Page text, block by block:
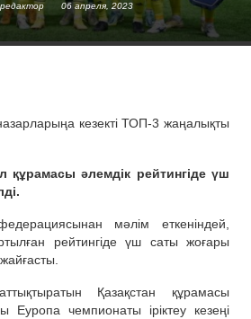
06 апреля, 2023
кезекті ТОП-3 жаңалықты
құрамасы әлемдік рейтингіде үш
мәлім еткеніндей,
рейтингіде үш саты жоғары
Қазақстан құрамасы
Еуропа чемпионаты іріктеу кезеңі